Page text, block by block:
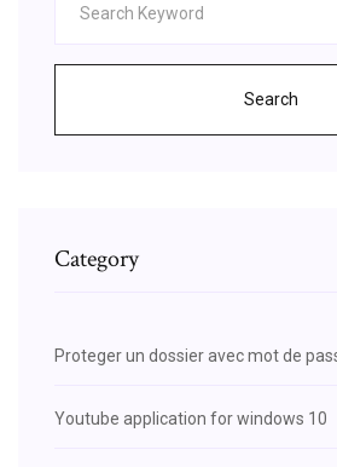
Search
Category
Proteger un dossier avec mot de
Youtube application for windows 10